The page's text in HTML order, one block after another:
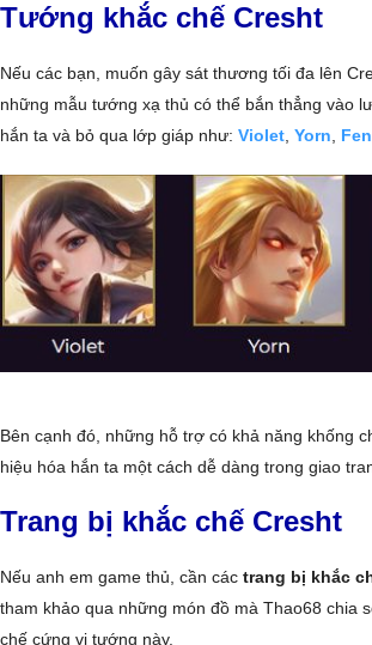
Tướng khắc chế Cresht
Nếu các bạn, muốn gây sát thương tối đa lên
những mẫu tướng xạ thủ có thể bắn thẳng vào
hắn ta và bỏ qua lớp giáp như: Violet Yorn
Bên cạnh đó, những hỗ trợ có khả năng khống
hiệu hóa hắn ta một cách dễ dàng trong giao
Trang bị khắc chế Cresht
Nếu anh em game thủ, cần các trang bị khắc
tham khảo qua những món đồ mà Thao68 chia
chế cứng vị tướng này.